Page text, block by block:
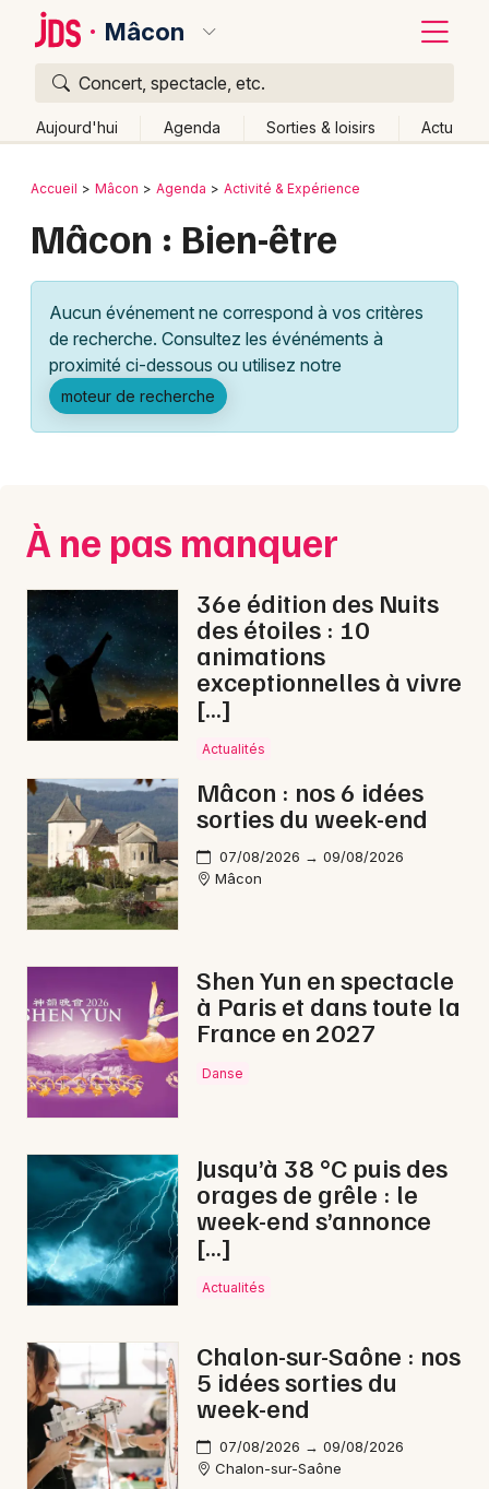
Mâcon
Concert, spectacle, etc.
Aujourd'hui Agenda Sorties & loisirs Actu
Publier un événement
Grands événements
Activité & Expérience
Manifestations
Spectacles
Concerts
Sports
Soirées
Sorties famille
Expos
Sorties & loisirs
Bien-être en Saône-et-Loire
Bien-être en Bourgogne-Franche-Comté
Artistes en tournée
Actus à Mâcon
Magazine à Mâcon
Bordeaux
Lille
Lyon
Marseille
Nantes
Nice
Paris
Strasbourg
Toulouse
Retour
Accueil Mâcon Agenda Activité & Expérience
Mâcon : Bien-être
Aucun événement ne correspond à vos critères
de recherche. Consultez les événéments à
proximité ci-dessous ou utilisez notre
moteur de recherche
À ne pas manquer
36e édition des Nuits
des étoiles : 10
animations
exceptionnelles à vivre
[…]
Actualités
Mâcon : nos 6 idées
sorties du week-end
07/08/2026 → 09/08/2026
Mâcon
Shen Yun en spectacle
à Paris et dans toute la
France en 2027
Danse
Jusqu’à 38 °C puis des
orages de grêle : le
week-end s’annonce
[…]
Actualités
Chalon-sur-Saône : nos
5 idées sorties du
week-end
07/08/2026 → 09/08/2026
Chalon-sur-Saône
Quoi ?
Où ?
Partout
Près de moi Changer de lieu
Quand ?
Ce week-end